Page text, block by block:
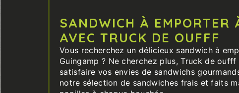
SANDWICH À EMPORTER
AVEC TRUCK DE OUFFF
Vous recherchez un délicieux sandwich à
Guingamp ? Ne cherchez plus, Truck de
satisfaire vos envies de sandwichs
notre sélection de sandwiches frais et faits